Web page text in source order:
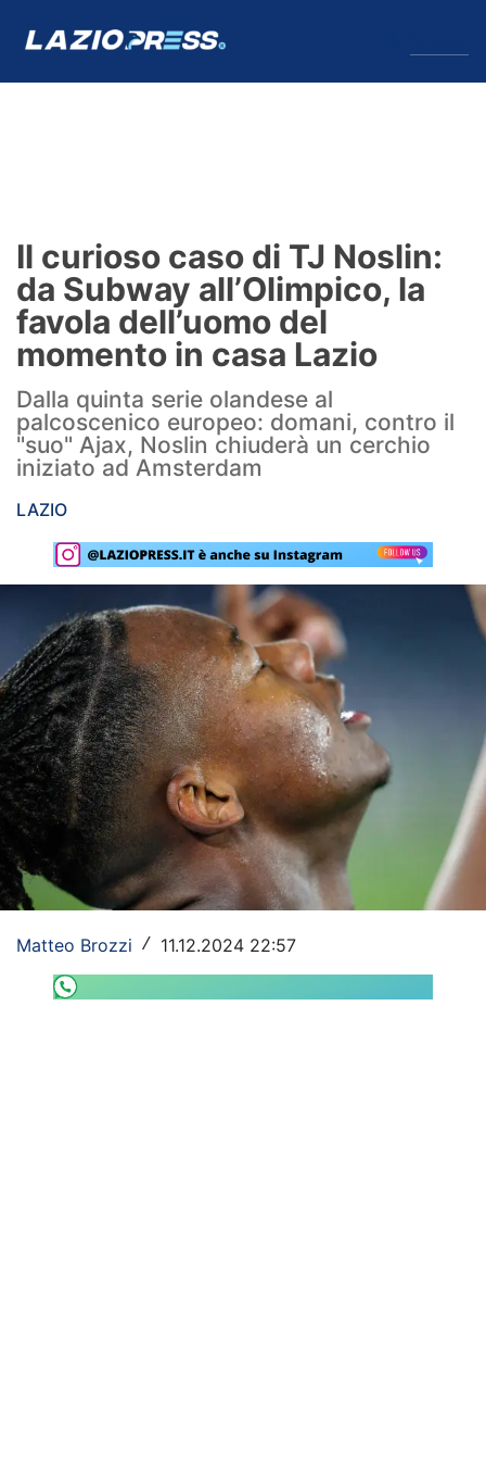
Formello
Infortuni
Primavera
Calciomercato
Lazio Women
Rassegna Lazio
Social
Calcio
Serie A
Champions League
Europa League
Altri Sport
Formula 1
Tennis
Vela
SHOP LAZIO
Il curioso caso di TJ Noslin:
da Subway all’Olimpico, la
favola dell’uomo del
momento in casa Lazio
Dalla quinta serie olandese al
palcoscenico europeo: domani, contro il
"suo" Ajax, Noslin chiuderà un cerchio
iniziato ad Amsterdam
LAZIO
Matteo Brozzi / 11.12.2024 22:57